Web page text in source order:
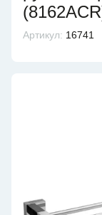
Артикул: 16741